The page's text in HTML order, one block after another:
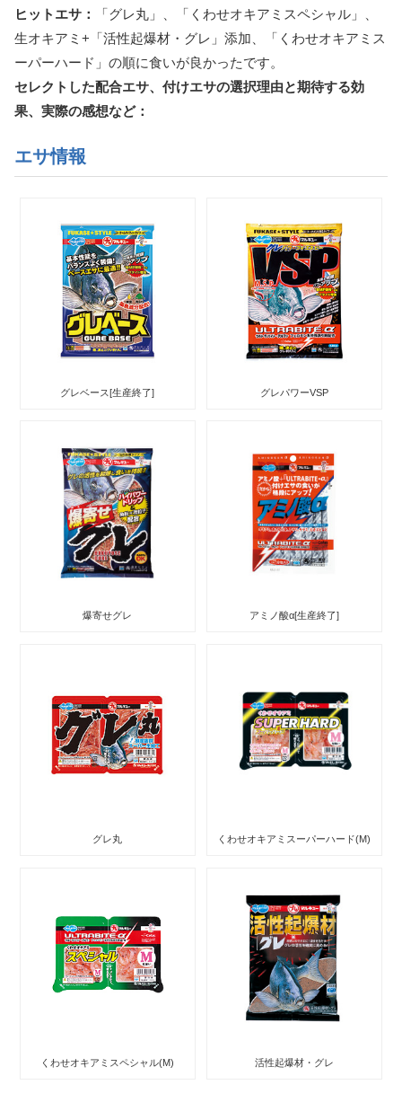
ヒットエサ：
「グレ丸」、「くわせオキアミスペシャル」、
生オキアミ+「活性起爆材・グレ」添加、「くわせオキアミス
ーパーハード」の順に食いが良かったです。
セレクトした配合エサ、付けエサの選択理由と期待する効
果、実際の感想など：
エサ情報
グレベース[生産終了] グレパワーVSP
爆寄せグレ アミノ酸α[生産終了]
グレ丸 くわせオキアミスーパーハード(M)
くわせオキアミスペシャル(M) 活性起爆材・グレ